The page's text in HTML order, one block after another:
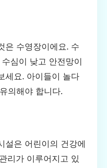
은 수영장이에요. 수
심이 낮고 안전망이
세요. 아이들이 놀다
의해야 합니다.
설은 어린이의 건강에
리가 이루어지고 있